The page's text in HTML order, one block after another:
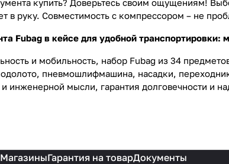
купить? Доверьтесь своим ощущениям!
в руку. Совместимость с компрессором – не
Fubag в кейсе для удобной транспортировки:
и мобильность, набор Fubag из 34
пневмошлифмашина, насадки,
инженерной мысли, гарантия долговечности и
МагазиныГарантия на товарДокументы